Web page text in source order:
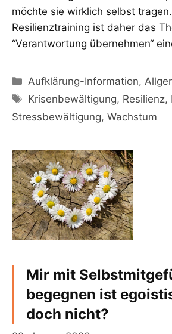
möchte sie wirklich selbst
Resilienztraining ist daher das
“Verantwortung übernehmen“
Kategorien
Aufklärung-Information,
Schlagwörter
Krisenbewältigung, Resilienz,
Stressbewältigung, Wachstum
Mir mit
begegnen ist
doch nicht?